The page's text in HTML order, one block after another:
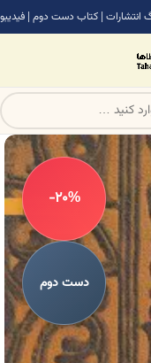
انتشارات | کتاب دست دوم | فیدیبو
-20%
دست دوم